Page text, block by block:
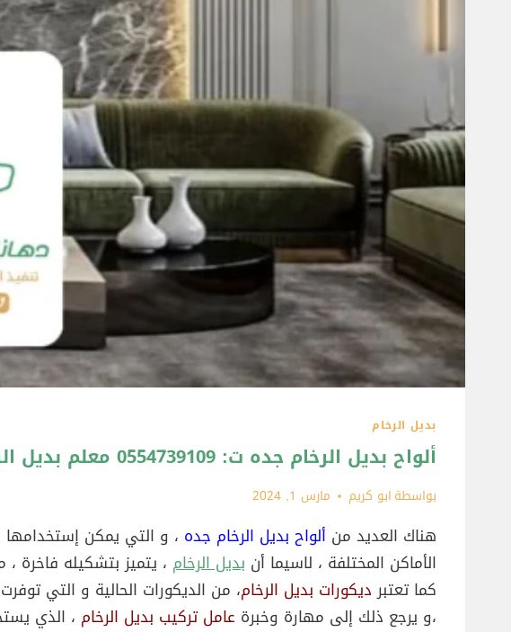
بديل الرخام
ألواح بديل الرخام جده ت: 0554739109 معلم بديل الرخام جده – شبيه الرخام للجدران جدة
بواسطة ابو كريم مارس 1, 2024
هناك العديد من ألواح بديل الرخام جده ، و التي يمكن
الأماكن المختلفة ، لاسيما أن بديل الرخام ، يتميز بتشكيله فاخرة
كما تعتبر ديكورات بديل الرخام، من الديكورات الحالية و التي
،و يرجع ذلك إلى مهارة وخبرة عامل تركيب بديل الرخام ، الذي